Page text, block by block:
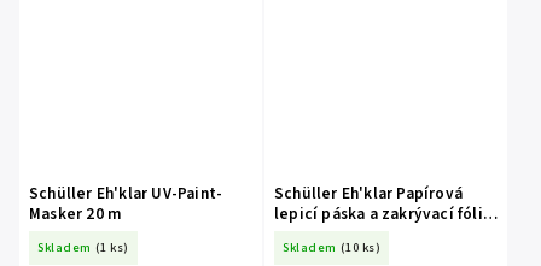
Schüller Eh'klar UV-Paint-
Masker 20 m
Skladem (1 ks)
Schüller Eh'klar Papírová
lepicí páska a zakrývací fólie
Skladem (10 ks)